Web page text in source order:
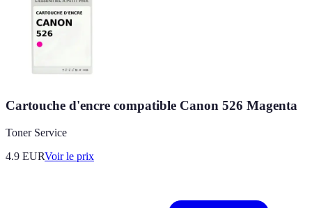
Cartouche d'encre compatible Canon 526 Magenta
Toner Service
4.9 EURVoir le prix